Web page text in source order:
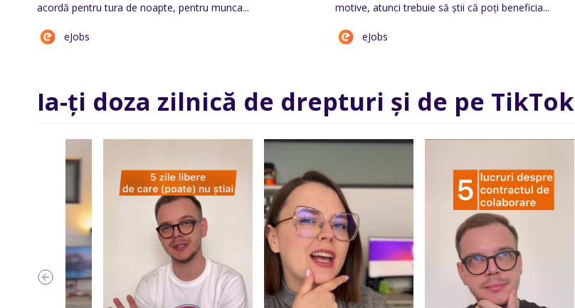
acordă pentru tura de noapte, pentru munca...
eJobs
motive, atunci trebuie să știi că poți beneficia...
eJobs
Ia-ți doza zilnică de drepturi și de pe TikTok